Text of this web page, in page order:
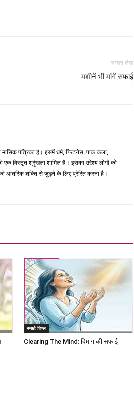
अगला लेख
मशीनें भी मांगें सफाई
मासिक पत्रिका है। इसमें धर्म, फिटनेस, पाक कला,
एक विस्तृत श्रृंखला शामिल है। इसका उद्देश्य लोगों को
आंतरिक शक्ति से जुड़ने के लिए प्रेरित करना है।
स्मार्ट टिप्स
Clearing The Mind: दिमाग की सफाई